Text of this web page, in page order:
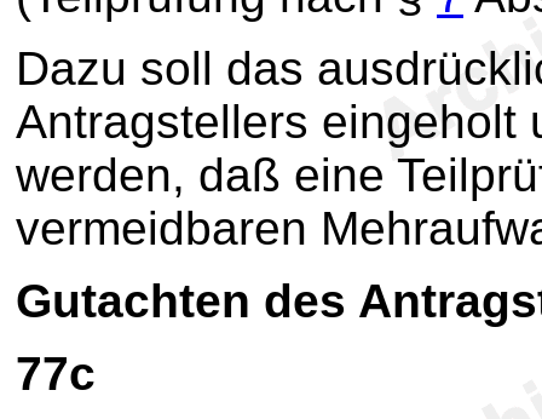
Dazu soll das
Antragstellers eingeholt
werden, daß eine
vermeidbaren
Gutachten des
77c